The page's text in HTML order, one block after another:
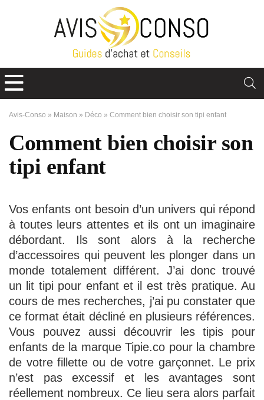
Avis-Conso » Maison » Déco » Comment bien choisir son tipi enfant
Comment bien choisir son
tipi enfant
Vos enfants ont besoin d’un univers qui répond
à toutes leurs attentes et ils ont un imaginaire
débordant. Ils sont alors à la recherche
d’accessoires qui peuvent les plonger dans un
monde totalement différent. J’ai donc trouvé
un lit tipi pour enfant et il est très pratique. Au
cours de mes recherches, j’ai pu constater que
ce format était décliné en plusieurs références.
Vous pouvez aussi découvrir les tipis pour
enfants de la marque Tipie.co pour la chambre
de votre fillette ou de votre garçonnet. Le prix
n’est pas excessif et les avantages sont
réellement nombreux. Ce lieu sera alors parfait